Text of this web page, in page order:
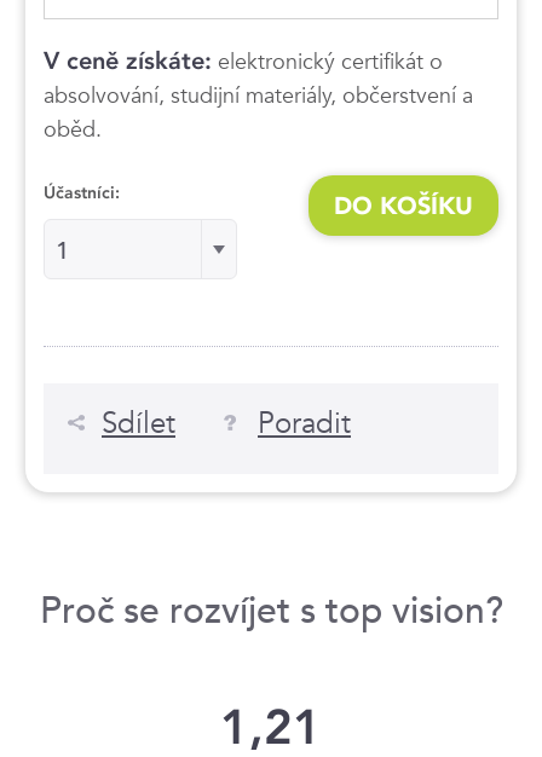
V ceně získáte: elektronický certifikát o
absolvování, studijní materiály, občerstvení a
oběd.
Účastníci:
1
DO KOŠÍKU
Sdílet Poradit
Proč se rozvíjet s top vision?
1,21